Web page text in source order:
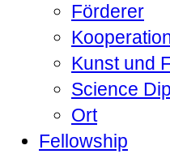
Förderer
Kunst und
Science
Ort
Fellowship